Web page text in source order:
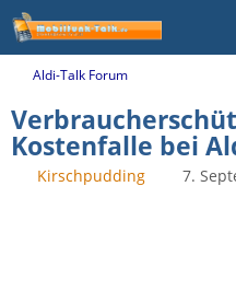
Aldi-Talk Forum
Kostenfalle bei
Kirschpudding 7.